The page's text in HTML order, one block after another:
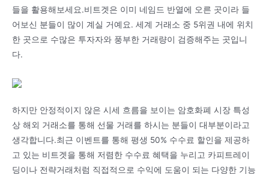
들을 활용해보세요.비트겟은 이미 네임드 반열에 오른 곳이라 들
어보신 분들이 많이 계실 거예요. 세계 거래소 중 5위권 내에 위치
한 곳으로 수많은 투자자와 풍부한 거래량이 검증해주는 곳입니
다.
하지만 안정적이지 않은 시세 흐름을 보이는 암호화폐 시장 특성
상 해외 거래소를 통해 선물 거래를 하시는 분들이 대부분이라고
생각합니다.최근 이벤트를 통해 평생 50% 수수료 할인을 제공하
고 있는 비트겟을 통해 저렴한 수수료 혜택을 누리고 카피트레이
딩이나 전략거래처럼 직접적으로 수익에 도움이 되는 다양한 기능